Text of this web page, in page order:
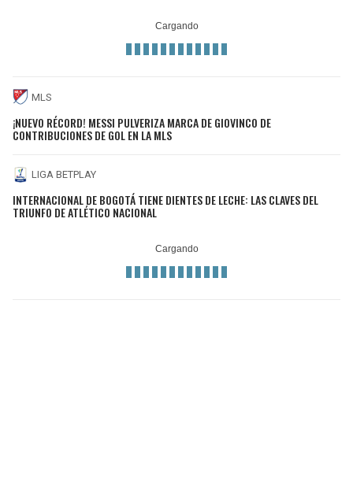
MLS
¡NUEVO RÉCORD! MESSI PULVERIZA MARCA DE GIOVINCO DE
CONTRIBUCIONES DE GOL EN LA MLS
LIGA BETPLAY
INTERNACIONAL DE BOGOTÁ TIENE DIENTES DE LECHE: LAS CLAVES DEL
TRIUNFO DE ATLÉTICO NACIONAL